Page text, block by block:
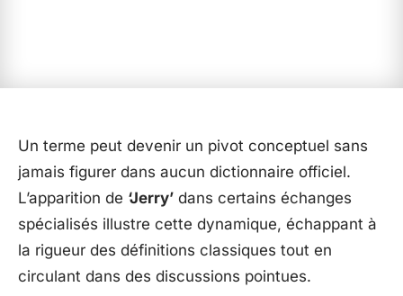
Un terme peut devenir un pivot conceptuel sans
jamais figurer dans aucun dictionnaire officiel.
L’apparition de ‘Jerry’ dans certains échanges
spécialisés illustre cette dynamique, échappant à
la rigueur des définitions classiques tout en
circulant dans des discussions pointues.